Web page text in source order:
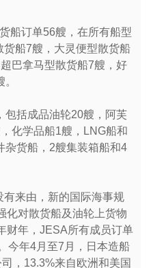
船订单56艘，在所有船型
船7艘，大灵便型散货船
巴拿马型散货船7艘，好
包括成品油轮20艘，阿芙
化学品船1艘，LNG船和
杂货船，2艘集装箱船和4
来由，新的国际海事规
化对散货船及油轮上货物
财年，JESA所有成员订单
今年4月至7月，日本造船
，13.3%来自欧洲和美国